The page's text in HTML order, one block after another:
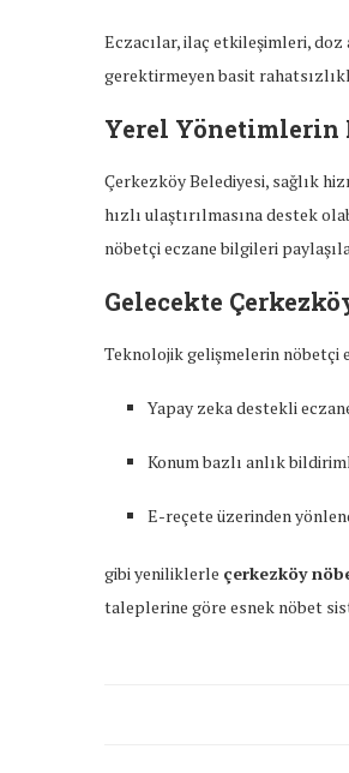
Eczacılar, ilaç etkileşimleri,
gerektirmeyen basit
Yerel Yönetimlerin
Çerkezköy Belediyesi, sağlık
hızlı ulaştırılmasına destek
nöbetçi eczane bilgileri
Gelecekte
Teknolojik gelişmelerin nöbetçi
Yapay zeka destekli
Konum bazlı anlık
E-reçete üzerinden
gibi yeniliklerle çerkezköy
taleplerine göre esnek nöbet